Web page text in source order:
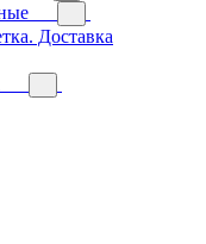
Доставка